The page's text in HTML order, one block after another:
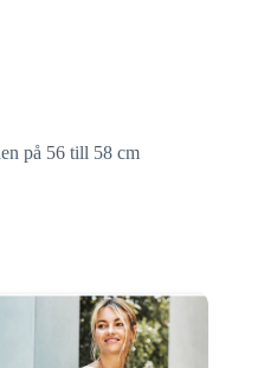
på 56 till 58 cm